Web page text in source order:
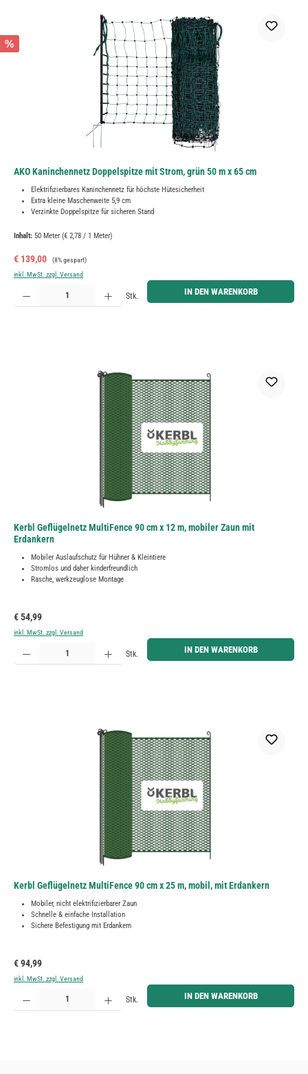
%
AKO Kaninchennetz Doppelspitze mit Strom, grün 50 m x 65 cm
Elektrifizierbares Kaninchennetz für höchste Hütesicherheit
Extra kleine Maschenweite 5,9 cm
Verzinkte Doppelspitze für sicheren Stand
Inhalt: 50 Meter (€ 2,78 / 1 Meter)
Verkaufspreis:
€ 139,00 Regulärer Preis:
(8% gespart)
inkl. MwSt. zzgl. Versand
Produkt Anzahl: Gib den gewünschten Wert ein oder benutze die Schaltflächen um die Anzahl zu
Stk. IN DEN WARENKORB
Kerbl Geflügelnetz MultiFence 90 cm x 12 m, mobiler Zaun mit
Erdankern
Mobiler Auslaufschutz für Hühner & Kleintiere
Stromlos und daher kinderfreundlich
Rasche, werkzeuglose Montage
Regulärer Preis:
€ 54,99
inkl. MwSt. zzgl. Versand
Produkt Anzahl: Gib den gewünschten Wert ein oder benutze die Schaltflächen um die Anzahl zu
Stk. IN DEN WARENKORB
Kerbl Geflügelnetz MultiFence 90 cm x 25 m, mobil, mit Erdankern
Mobiler, nicht elektrifizierbarer Zaun
Schnelle & einfache Installation
Sichere Befestigung mit Erdankern
Regulärer Preis:
€ 94,99
inkl. MwSt. zzgl. Versand
Produkt Anzahl: Gib den gewünschten Wert ein oder benutze die Schaltflächen um die Anzahl zu
Stk. IN DEN WARENKORB